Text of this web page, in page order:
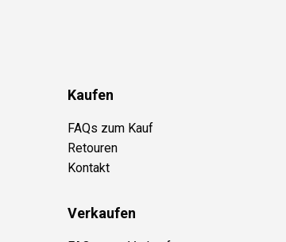
Kaufen
FAQs zum Kauf
Retouren
Kontakt
Verkaufen